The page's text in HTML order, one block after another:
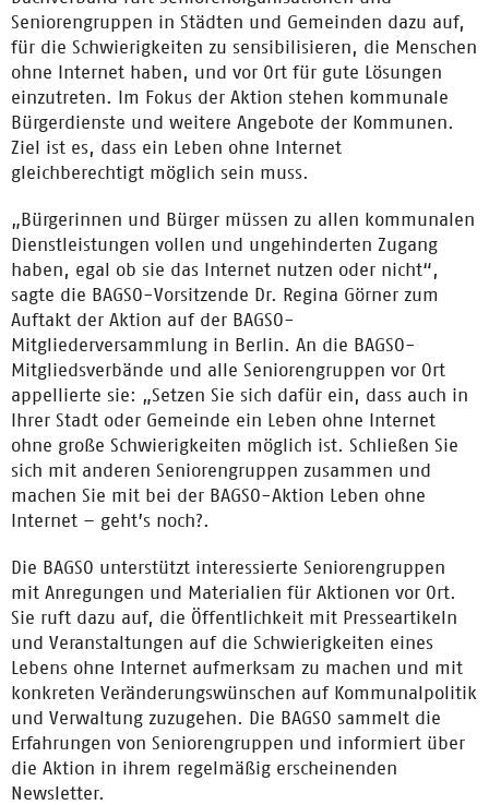
Seniorengruppen in Städten und Gemeinden dazu auf,
für die Schwierigkeiten zu sensibilisieren, die Menschen
ohne Internet haben, und vor Ort für gute Lösungen
einzutreten. Im Fokus der Aktion stehen kommunale
Bürgerdienste und weitere Angebote der Kommunen.
Ziel ist es, dass ein Leben ohne Internet
gleichberechtigt möglich sein muss.
„Bürgerinnen und Bürger müssen zu allen kommunalen
Dienstleistungen vollen und ungehinderten Zugang
haben, egal ob sie das Internet nutzen oder nicht“,
sagte die BAGSO-Vorsitzende Dr. Regina Görner zum
Auftakt der Aktion auf der BAGSO-
Mitgliederversammlung in Berlin. An die BAGSO-
Mitgliedsverbände und alle Seniorengruppen vor Ort
appellierte sie: „Setzen Sie sich dafür ein, dass auch in
Ihrer Stadt oder Gemeinde ein Leben ohne Internet
ohne große Schwierigkeiten möglich ist. Schließen Sie
sich mit anderen Seniorengruppen zusammen und
machen Sie mit bei der BAGSO-Aktion Leben ohne
Internet – geht’s noch?.
Die BAGSO unterstützt interessierte Seniorengruppen
mit Anregungen und Materialien für Aktionen vor Ort.
Sie ruft dazu auf, die Öffentlichkeit mit Presseartikeln
und Veranstaltungen auf die Schwierigkeiten eines
Lebens ohne Internet aufmerksam zu machen und mit
konkreten Veränderungswünschen auf Kommunalpolitik
und Verwaltung zuzugehen. Die BAGSO sammelt die
Erfahrungen von Seniorengruppen und informiert über
die Aktion in ihrem regelmäßig erscheinenden
Newsletter.